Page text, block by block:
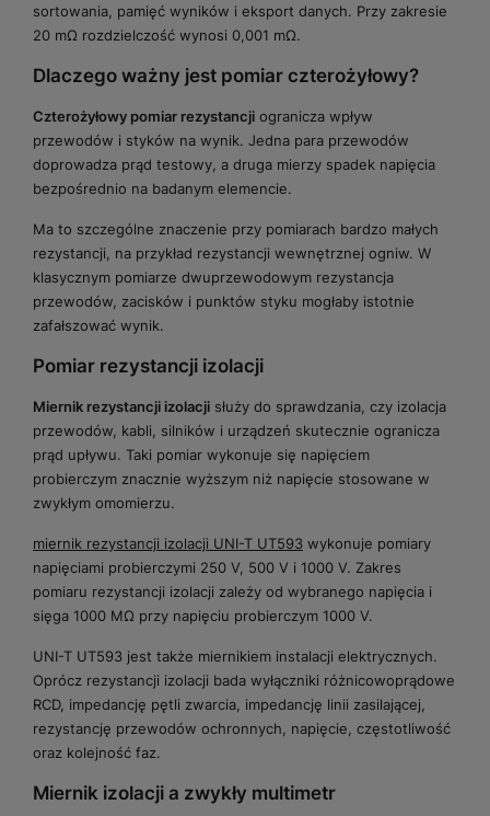
sortowania, pamięć wyników i eksport danych. Przy zakresie
20 mΩ rozdzielczość wynosi 0,001 mΩ.
Dlaczego ważny jest pomiar czterożyłowy?
Czterożyłowy pomiar rezystancji ogranicza wpływ
przewodów i styków na wynik. Jedna para przewodów
doprowadza prąd testowy, a druga mierzy spadek napięcia
bezpośrednio na badanym elemencie.
Ma to szczególne znaczenie przy pomiarach bardzo małych
rezystancji, na przykład rezystancji wewnętrznej ogniw. W
klasycznym pomiarze dwuprzewodowym rezystancja
przewodów, zacisków i punktów styku mogłaby istotnie
zafałszować wynik.
Pomiar rezystancji izolacji
Miernik rezystancji izolacji służy do sprawdzania, czy izolacja
przewodów, kabli, silników i urządzeń skutecznie ogranicza
prąd upływu. Taki pomiar wykonuje się napięciem
probierczym znacznie wyższym niż napięcie stosowane w
zwykłym omomierzu.
miernik rezystancji izolacji UNI-T UT593 wykonuje pomiary
napięciami probierczymi 250 V, 500 V i 1000 V. Zakres
pomiaru rezystancji izolacji zależy od wybranego napięcia i
sięga 1000 MΩ przy napięciu probierczym 1000 V.
UNI-T UT593 jest także miernikiem instalacji elektrycznych.
Oprócz rezystancji izolacji bada wyłączniki różnicowoprądowe
RCD, impedancję pętli zwarcia, impedancję linii zasilającej,
rezystancję przewodów ochronnych, napięcie, częstotliwość
oraz kolejność faz.
Miernik izolacji a zwykły multimetr